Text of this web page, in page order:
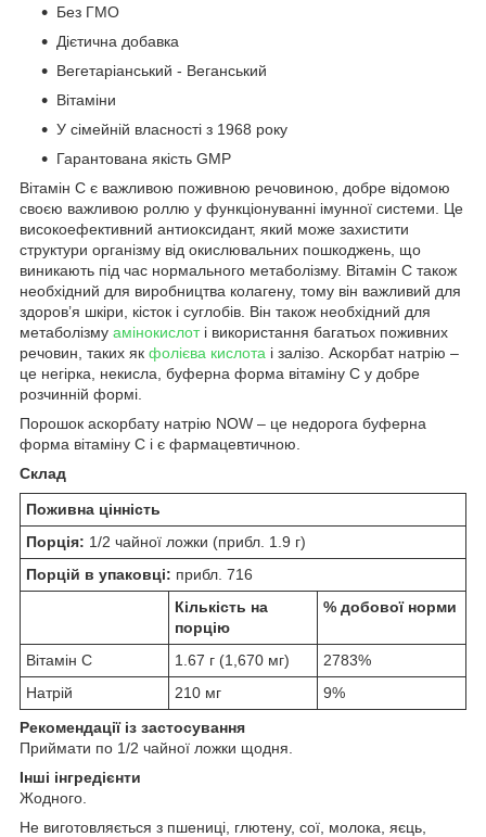
Без ГМО
Дієтична добавка
Вегетаріанський - Веганський
Вітаміни
У сімейній власності з 1968 року
Гарантована якість GMP
Вітамін С є важливою поживною речовиною, добре відомою
своєю важливою роллю у функціонуванні імунної системи. Це
високоефективний антиоксидант, який може захистити
структури організму від окислювальних пошкоджень, що
виникають під час нормального метаболізму. Вітамін С також
необхідний для виробництва колагену, тому він важливий для
здоров’я шкіри, кісток і суглобів. Він також необхідний для
метаболізму амінокислоті використання багатьох поживних
речовин, таких як фолієва кислота і залізо. Аскорбат натрію –
це негірка, некисла, буферна форма вітаміну С у добре
розчинній формі.
Порошок аскорбату натрію NOW – це недорога буферна
форма вітаміну С і є фармацевтичною.
Склад
Поживна цінність
Порція: 1/2 чайної ложки (прибл. 1.9 г)
Порцій в упаковці: прибл. 716
Кількість на
порцію
% добової норми
Вітамін C 1.67 г (1,670 мг)
2783%
Натрій
210 мг
9%
Рекомендації із застосування
Приймати по 1/2 чайної ложки щодня.
Інші інгредієнти
Жодного.
Не виготовляється з пшениці, глютену, сої, молока, яєць,